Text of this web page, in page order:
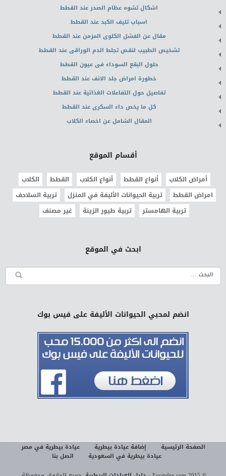
اشكال تشوه عظام الصدر عند القطط
اسباب تليف الكبد عند القطط
مقال عن الفشل الكلوى المزمن عند القطط
تشخيص الطبيب لنقص تجلط الدم الوراقى عند القطط
حلول البقع السوداء فى عيون القطط
خطورة امراض جلد الانف عند القطط
تفاصيل حول التفاعلات الغذائية عند القطط
كل ما يخص داء السكرى عند القطط
المقال الشامل عن اخصاء الكلاب
أقسام الموقع
أمراض الكلاب أنواع القطط أنواع الكلاب القطط
الكلاب
امراض القطط
تربية الحيوانات الأليفة في المنزل
تربية السلاحف
تربية الهامستر
تربية طيور الزينة غير مصنف
ابحث في الموقع
انضم لمحبي الحيوانات الأليفة على فيس بوك
الصفحة الرئيسية إضافة عيادة بيطرية
عيادة بيطرية في مصر
عيادة بيطرية في السعودية
اتصل بنا